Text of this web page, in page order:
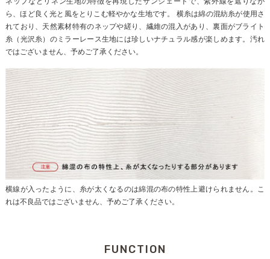
ら、ほど良く光と風をとりこむ軽やかな生地です。 横糸は綿の混紡糸が使用さ
れており、天然素材特有のネップや縒り、繊維の混入があり、裏面がブライト
糸（光沢糸）のミラーレース生地には珍しいナチュラル感が楽しめます。汚れ
ではございません、予めご了承ください。
横線が入ったように、糸が太くなるのは綿混の布の特性上避けられません。こ
れは不良品ではございません、予めご了承ください。
FUNCTION